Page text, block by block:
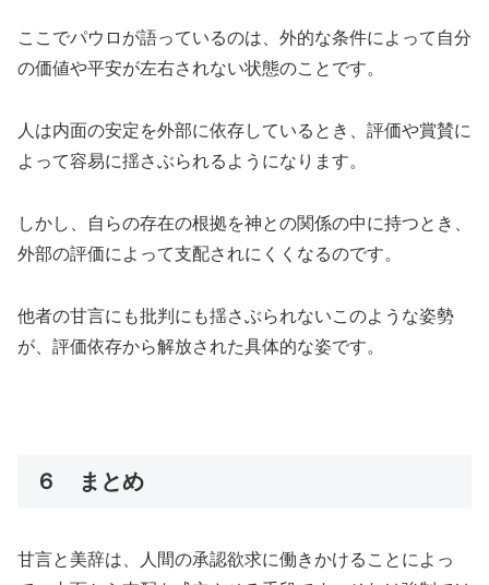
ここでパウロが語っているのは、外的な条件によって自分
の価値や平安が左右されない状態のことです。
人は内面の安定を外部に依存しているとき、評価や賞賛に
よって容易に揺さぶられるようになります。
しかし、自らの存在の根拠を神との関係の中に持つとき、
外部の評価によって支配されにくくなるのです。
他者の甘言にも批判にも揺さぶられないこのような姿勢
が、評価依存から解放された具体的な姿です。
６ まとめ
甘言と美辞は、人間の承認欲求に働きかけることによっ